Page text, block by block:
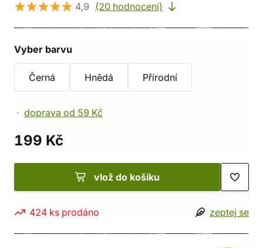
4,9 (20 hodnocení)
Vyber barvu
Černá Hnědá Přírodní
doprava od 59 Kč
199 Kč
vlož do košíku
424 ks prodáno zeptej se